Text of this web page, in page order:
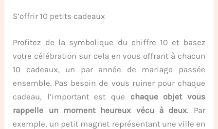
S’offrir 10 petits cadeaux
Profitez de la symbolique du chiffre 10 et basez
votre célébration sur cela en vous offrant à chacun
10 cadeaux, un par année de mariage passée
ensemble. Pas besoin de vous ruiner pour chaque
cadeau, l’important est que chaque objet vous
rappelle un moment heureux vécu à deux. Par
exemple, un petit magnet représentant une ville en